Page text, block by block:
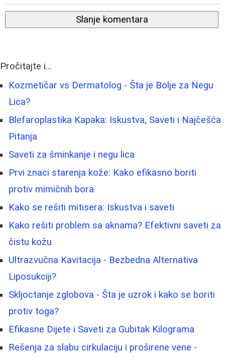
Slanje komentara
Pročitajte i...
Kozmetičar vs Dermatolog - Šta je Bolje za Negu
Lica?
Blefaroplastika Kapaka: Iskustva, Saveti i Najčešća
Pitanja
Saveti za šminkanje i negu lica
Prvi znaci starenja kože: Kako efikasno boriti
protiv mimičnih bora
Kako se rešiti mitisera: Iskustva i saveti
Kako rešiti problem sa aknama? Efektivni saveti za
čistu kožu
Ultrazvučna Kavitacija - Bezbedna Alternativa
Liposukciji?
Skljoctanje zglobova - Šta je uzrok i kako se boriti
protiv toga?
Efikasne Dijete i Saveti za Gubitak Kilograma
Rešenja za slabu cirkulaciju i proširene vene -